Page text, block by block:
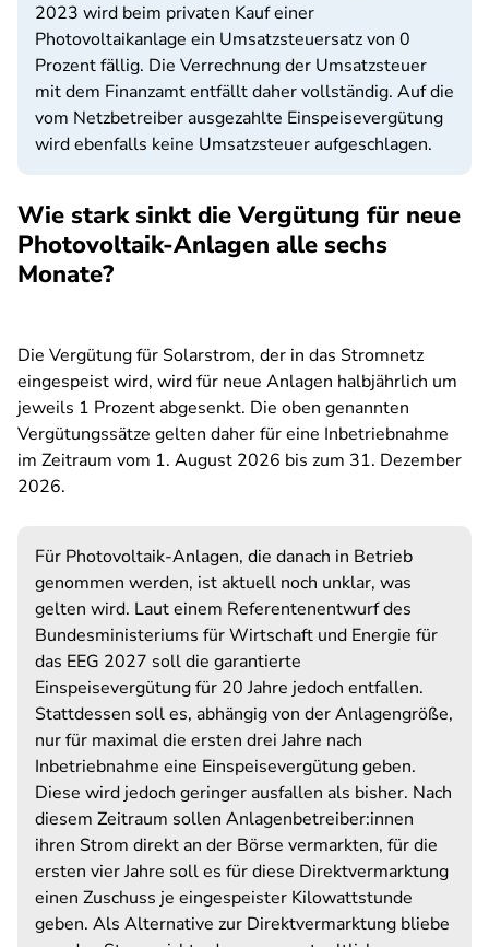
2023 wird beim privaten Kauf einer
Photovoltaikanlage ein Umsatzsteuersatz von 0
Prozent fällig. Die Verrechnung der Umsatzsteuer
mit dem Finanzamt entfällt daher vollständig. Auf die
vom Netzbetreiber ausgezahlte Einspeisevergütung
wird ebenfalls keine Umsatzsteuer aufgeschlagen.
Wie stark sinkt die Vergütung für neue
Photovoltaik-Anlagen alle sechs
Monate?
Die Vergütung für Solarstrom, der in das Stromnetz
eingespeist wird, wird für neue Anlagen halbjährlich um
jeweils 1 Prozent abgesenkt. Die oben genannten
Vergütungssätze gelten daher für eine Inbetriebnahme
im Zeitraum vom 1. August 2026 bis zum 31. Dezember
2026.
Für Photovoltaik-Anlagen, die danach in Betrieb
genommen werden, ist aktuell noch unklar, was
gelten wird. Laut einem Referentenentwurf des
Bundesministeriums für Wirtschaft und Energie für
das EEG 2027 soll die garantierte
Einspeisevergütung für 20 Jahre jedoch entfallen.
Stattdessen soll es, abhängig von der Anlagengröße,
nur für maximal die ersten drei Jahre nach
Inbetriebnahme eine Einspeisevergütung geben.
Diese wird jedoch geringer ausfallen als bisher. Nach
diesem Zeitraum sollen Anlagenbetreiber:innen
ihren Strom direkt an der Börse vermarkten, für die
ersten vier Jahre soll es für diese Direktvermarktung
einen Zuschuss je eingespeister Kilowattstunde
geben. Als Alternative zur Direktvermarktung bliebe